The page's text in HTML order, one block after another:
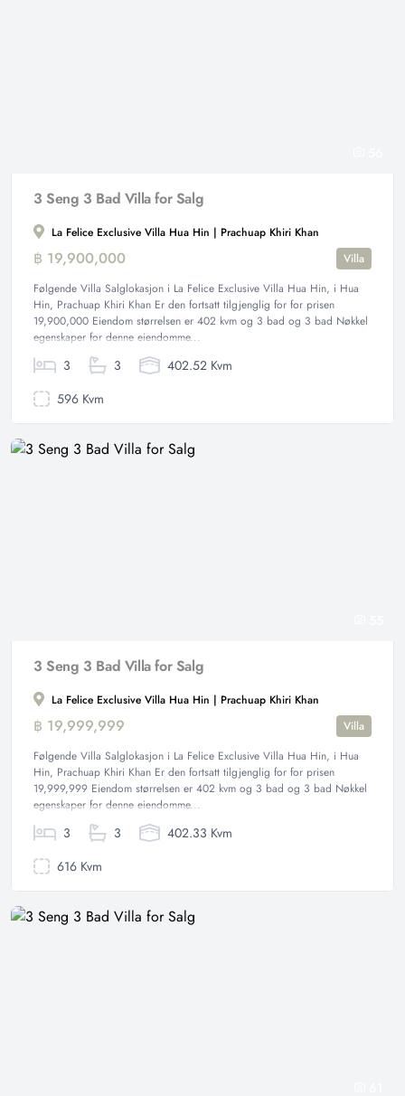
3 Seng 3 Bad Villa for Salg
La Felice Exclusive Villa Hua Hin | Prachuap Khiri Khan
฿ 19,900,000
Villa
Følgende Villa Salglokasjon i La Felice Exclusive Villa Hua Hin, i Hua
Hin, Prachuap Khiri Khan Er den fortsatt tilgjenglig for for prisen
19,900,000 Eiendom størrelsen er 402 kvm og 3 bad og 3 bad Nøkkel
egenskaper for denne eiendomme...
3 3
402.52 Kvm
596 Kvm
3 Seng 3 Bad Villa for Salg
La Felice Exclusive Villa Hua Hin | Prachuap Khiri Khan
฿ 19,999,999
Villa
Følgende Villa Salglokasjon i La Felice Exclusive Villa Hua Hin, i Hua
Hin, Prachuap Khiri Khan Er den fortsatt tilgjenglig for for prisen
19,999,999 Eiendom størrelsen er 402 kvm og 3 bad og 3 bad Nøkkel
egenskaper for denne eiendomme...
3 3
402.33 Kvm
616 Kvm